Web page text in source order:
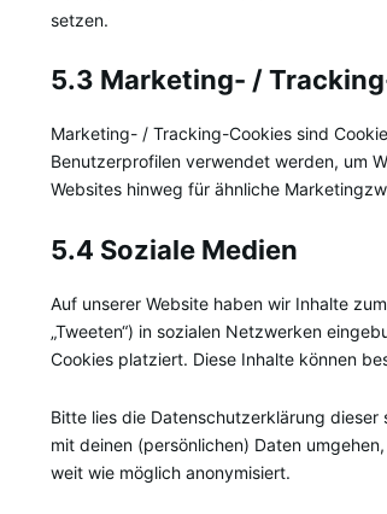
setzen.
5.3 Marketing- /
Marketing- / Tracking-Cookies sind
Benutzerprofilen verwendet werden, um
Websites hinweg für ähnliche
5.4 Soziale Medien
Auf unserer Website haben wir Inhalte
„Tweeten“) in sozialen Netzwerken
Cookies platziert. Diese Inhalte können
Bitte lies die Datenschutzerklärung
mit deinen (persönlichen) Daten
weit wie möglich anonymisiert.